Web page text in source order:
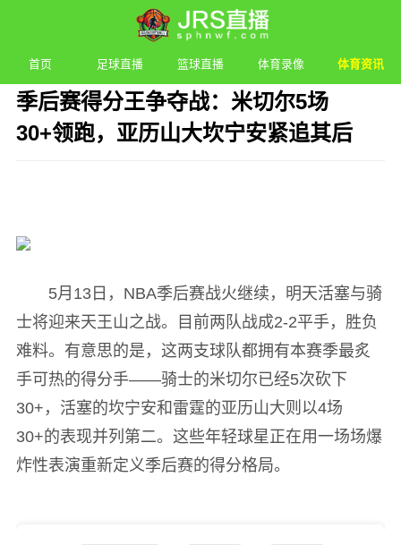
首页 足球直播 篮球直播 体育录像 体育资讯
季后赛得分王争夺战：米切尔5场
30+领跑，亚历山大坎宁安紧追其后
5月13日，NBA季后赛战火继续，明天活塞与骑
士将迎来天王山之战。目前两队战成2-2平手，胜负
难料。有意思的是，这两支球队都拥有本赛季最炙
手可热的得分手——骑士的米切尔已经5次砍下
30+，活塞的坎宁安和雷霆的亚历山大则以4场
30+的表现并列第二。这些年轻球星正在用一场场爆
炸性表演重新定义季后赛的得分格局。